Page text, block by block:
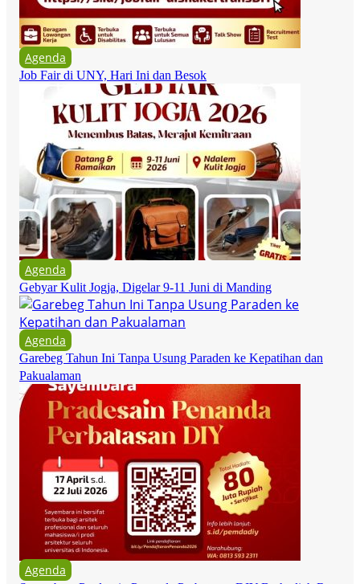
Agenda
Job Fair di UNY, Hari Ini dan Besok
Agenda
Gebyar Kulit Jogja, Digelar 9-11 Juni di Manding
Agenda
Garebeg Tahun Ini Tanpa Usung Paraden ke Kepatihan dan
Pakualaman
Agenda